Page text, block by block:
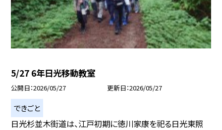
5/27 6年日光移動教室
公開日 2026/05/27 更新日 2026/05/27
できごと
日光杉並木街道は、江戸初期に徳川家康を祀る日光東照